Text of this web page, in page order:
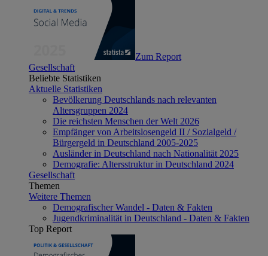
Zum Report
Gesellschaft
Beliebte Statistiken
Aktuelle Statistiken
Bevölkerung Deutschlands nach relevanten
Altersgruppen 2024
Die reichsten Menschen der Welt 2026
Empfänger von Arbeitslosengeld II / Sozialgeld /
Bürgergeld in Deutschland 2005-2025
Ausländer in Deutschland nach Nationalität 2025
Demografie: Altersstruktur in Deutschland 2024
Gesellschaft
Themen
Weitere Themen
Demografischer Wandel - Daten & Fakten
Jugendkriminalität in Deutschland - Daten & Fakten
Top Report